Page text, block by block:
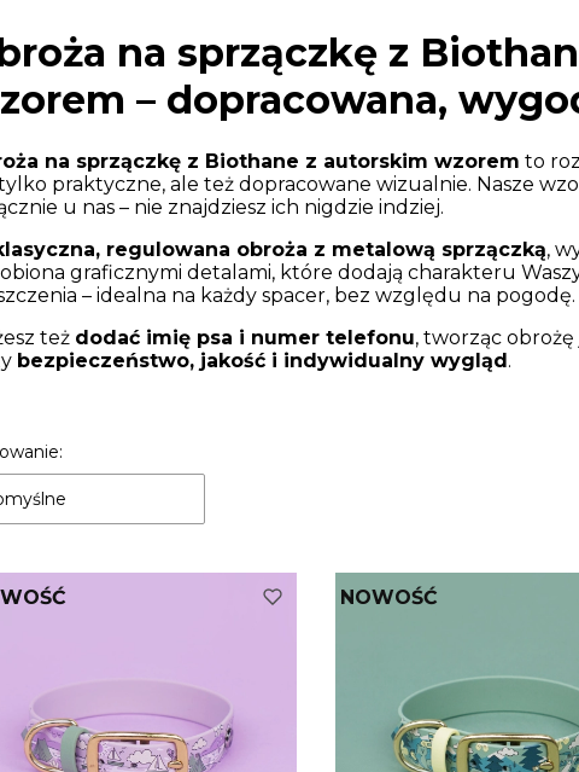
na sprzączkę z
– dopracowana,
na sprzączkę z Biothane z autorskim wzorem to
praktyczne, ale też dopracowane wizualnie. Nasze
u nas – nie znajdziesz ich nigdzie indziej.
regulowana obroża z metalową sprzączką,
graficznymi detalami, które dodają charakteru
– idealna na każdy spacer, bez względu na pogodę.
też dodać imię psa i numer telefonu, tworząc
bezpieczeństwo, jakość i indywidualny wygląd.
produktów
NOWOŚĆ